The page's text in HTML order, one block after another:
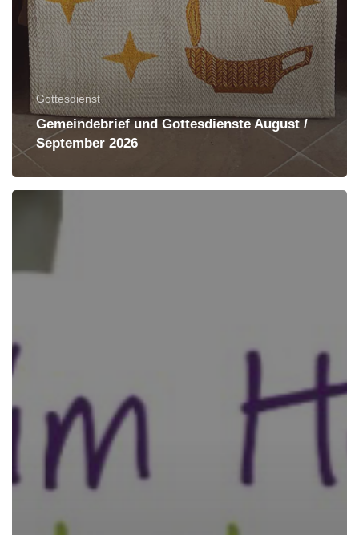
Gottesdienst
Gemeindebrief und Gottesdienste August /
September 2026